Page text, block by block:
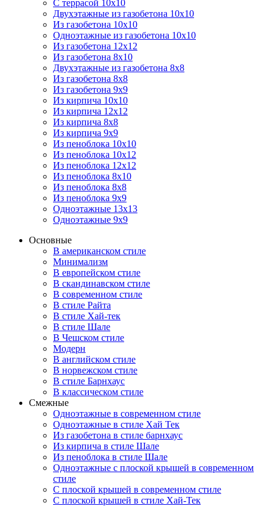
С террасой 10х10
Двухэтажные из газобетона 10х10
Из газобетона 10х10
Одноэтажные из газобетона 10х10
Из газобетона 12х12
Из газобетона 8х10
Двухэтажные из газобетона 8х8
Из газобетона 8х8
Из газобетона 9х9
Из кирпича 10х10
Из кирпича 12х12
Из кирпича 8х8
Из кирпича 9х9
Из пеноблока 10х10
Из пеноблока 10х12
Из пеноблока 12х12
Из пеноблока 8х10
Из пеноблока 8х8
Из пеноблока 9х9
Одноэтажные 13х13
Одноэтажные 9х9
Основные
В американском стиле
Минимализм
В европейском стиле
В скандинавском стиле
В современном стиле
В стиле Райта
В стиле Хай-тек
В стиле Шале
В Чешском стиле
Модерн
В английском стиле
В норвежском стиле
В стиле Барнхаус
В классическом стиле
Смежные
Одноэтажные в современном стиле
Одноэтажные в стиле Хай Тек
Из газобетона в стиле барнхаус
Из кирпича в стиле Шале
Из пеноблока в стиле Шале
Одноэтажные с плоской крышей в современном
стиле
С плоской крышей в современном стиле
С плоской крышей в стиле Хай-Тек